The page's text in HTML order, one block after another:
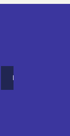
PERFORMANCE